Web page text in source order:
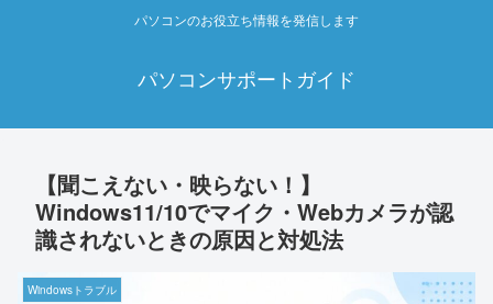
パソコンのお役立ち情報を発信します
パソコンサポートガイド
【聞こえない・映らない！】
Windows11/10でマイク・Webカメラが認
識されないときの原因と対処法
Windowsトラブル